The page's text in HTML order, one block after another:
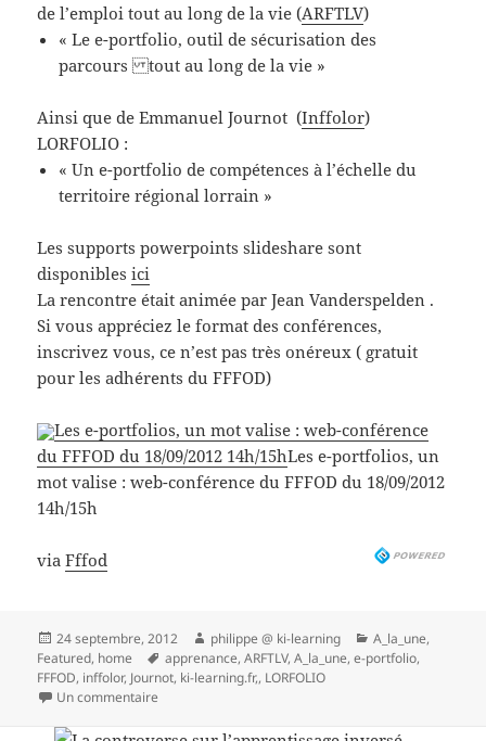
de l’emploi tout au long de la vie (ARFTLV)
« Le e-portfolio, outil de sécurisation des
parcours tout au long de la vie »
Ainsi que de Emmanuel Journot (Inffolor)
LORFOLIO :
« Un e-portfolio de compétences à l’échelle du
territoire régional lorrain »
Les supports powerpoints slideshare sont
disponiblesici
La rencontre était animée par Jean Vanderspelden .
Si vous appréciez le format des conférences,
inscrivez vous, ce n’est pas très onéreux ( gratuit
pour les adhérents du FFFOD)
Les e-portfolios, un mot valise : web-conférence
du FFFOD du 18/09/2012 14h/15hLes e-portfolios, un
mot valise : web-conférence du FFFOD du 18/09/2012
14h/15h
viaFffod
Publié
le
24 septembre, 2012 Auteur
philippe @ ki-learning Catégories
A_la_une,
Featured, home
Mots-
clés
apprenance,ARFTLV,A_la_une,e-portfolio,
FFFOD, inffolor, Journot, ki-learning.fr,, LORFOLIO
Un commentaire